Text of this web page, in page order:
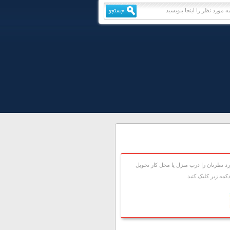
نظرتان را درب منزل يا محل کار تحويل
زير کليک کنيد